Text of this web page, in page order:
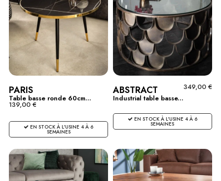
PARIS
Table basse ronde 60cm...
139,00 €
EN STOCK À L'USINE 4 À 6
SEMAINES
ABSTRACT
Industrial table basse...
349,00 €
EN STOCK À L'USINE 4 À 6
SEMAINES